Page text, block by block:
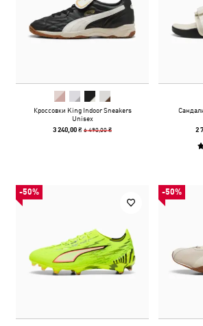
Кроссовки King Indoor Sneakers
Unisex
3 240,00 ₴6 490,00 ₴ 2
-50% -50%